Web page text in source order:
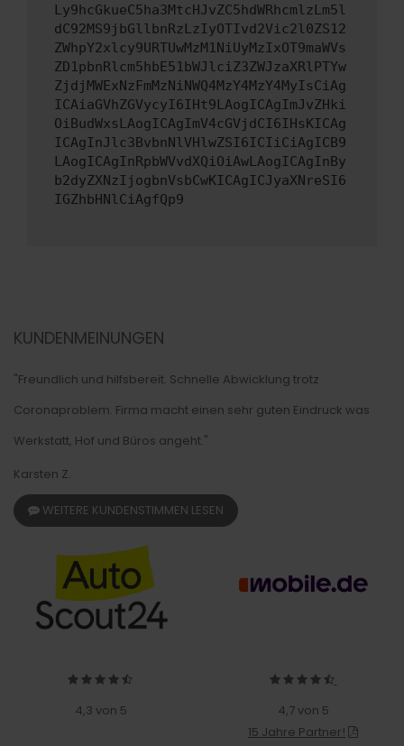
Ly9hcGkueC5ha3MtcHJvZC5hdWRhcmlzLm5l
dC92MS9jbGllbnRzLzIyOTIvd2Vic2l0ZS12
ZWhpY2xlcy9URTUwMzM1NiUyMzIxOT9maWVs
ZD1pbnRlcm5hbE51bWJlciZ3ZWJzaXRlPTYw
ZjdjMWExNzFmMzNiNWQ4MzY4MzY4MyIsCiAg
ICAiaGVhZGVycyI6IHt9LAogICAgImJvZHki
OiBudWxsLAogICAgImV4cGVjdCI6IHsKICAg
ICAgInJlc3BvbnNlVHlwZSI6ICIiCiAgICB9
LAogICAgInRpbWVvdXQiOiAwLAogICAgInBy
b2dyZXNzIjogbnVsbCwKICAgICJyaXNreSI6
IGZhbHNlCiAgfQp9
KUNDENMEINUNGEN
"Freundlich und hilfsbereit. Schnelle Abwicklung trotz
Coronaproblem. Firma macht einen sehr guten Eindruck was
Werkstatt, Hof und Büros angeht."
Karsten Z.
WEITERE KUNDENSTIMMEN LESEN
4,3 von 5
4,7 von 5
15 Jahre Partner!